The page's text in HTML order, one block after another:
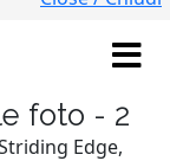
foto - 2
Edge,